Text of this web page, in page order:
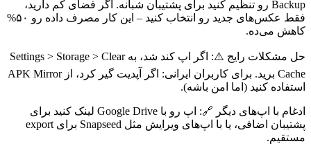
Backup رو تنظیم کنید برای پشتیبان شبانه. اگر فضای کم دارید،
فقط عکس‌های جدید رو انتخاب کنید – این کار مصرف داده رو ۵۰%
کاهش می‌ده.
حل مشکلات رایج ⚠️: اگر اپ کند شد، به Settings > Storage > Clear
Cache برید. برای کاربران ایرانی: اگر آپدیت گیر کرد، از APK Mirror
استفاده کنید (اما امن باشه).
ادغام با اپ‌های دیگر 🔗: اپ رو با Google Drive لینک کنید برای
پشتیبان اضافی، یا با اپ‌های ویرایش مثل Snapseed برای export
مستقیم.